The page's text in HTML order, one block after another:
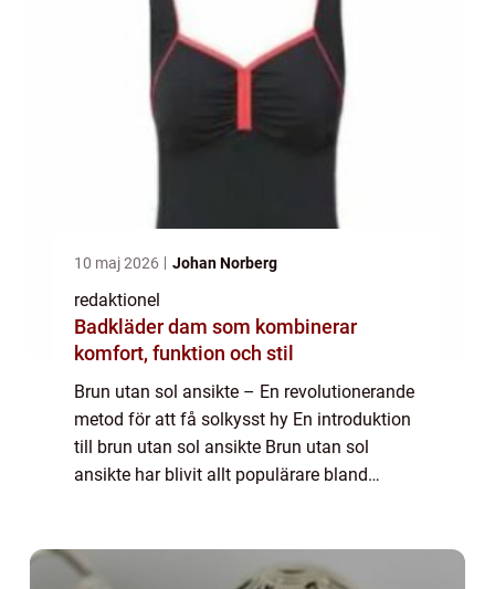
10 maj 2026 Johan Norberg
redaktionel
Badkläder dam som kombinerar
komfort, funktion och stil
Brun utan sol ansikte – En revolutionerande
metod för att få solkysst hy En introduktion
till brun utan sol ansikte Brun utan sol
ansikte har blivit allt populärare bland